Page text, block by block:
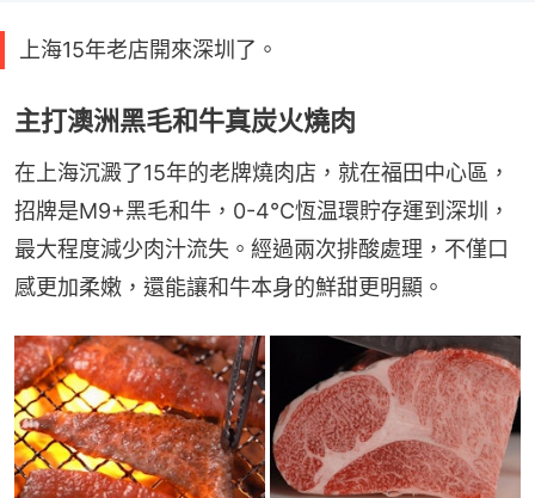
上海15年老店開來深圳了。
主打澳洲黑毛和牛真炭火燒肉
在上海沉澱了15年的老牌燒肉店，就在福田中心區，
招牌是M9+黑毛和牛，0-4℃恆温環貯存運到深圳，
最大程度減少肉汁流失。經過兩次排酸處理，不僅口
感更加柔嫩，還能讓和牛本身的鮮甜更明顯。